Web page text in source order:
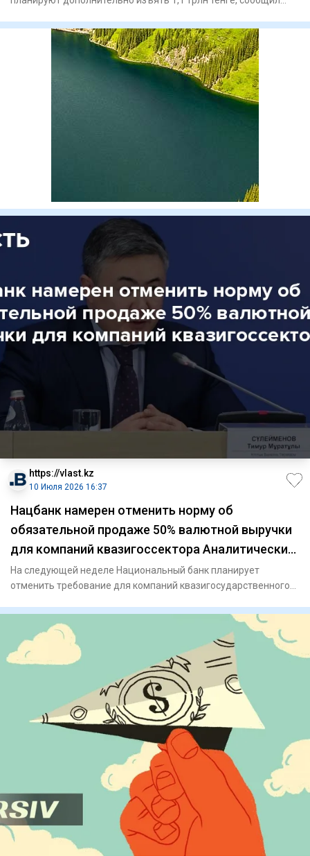
https://vlast.kz
10 Июля 2026 16:37
Нацбанк намерен отменить норму об
обязательной продаже 50% валютной выручки
для компаний квазигоссектора Аналитический
интернет журнал Власть
На следующей неделе Национальный банк планирует
отменить требование для компаний квазигосударственного